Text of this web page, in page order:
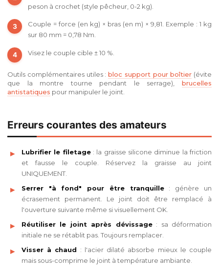
peson à crochet (style pêcheur, 0-2 kg).
Couple = force (en kg) × bras (en m) × 9,81. Exemple : 1 kg
sur 80 mm = 0,78 Nm.
Visez le couple cible ± 10 %.
Outils complémentaires utiles : bloc support pour boîtier (évite
que la montre tourne pendant le serrage), brucelles
antistatiques pour manipuler le joint.
Erreurs courantes des amateurs
Lubrifier le filetage: la graisse silicone diminue la friction
et fausse le couple. Réservez la graisse au joint
UNIQUEMENT.
Serrer "à fond" pour être tranquille: génère un
écrasement permanent. Le joint doit être remplacé à
l'ouverture suivante même si visuellement OK.
Réutiliser le joint après dévissage: sa déformation
initiale ne se rétablit pas. Toujours remplacer.
Visser à chaud : l'acier dilaté absorbe mieux le couple
mais sous-comprime le joint à température ambiante.